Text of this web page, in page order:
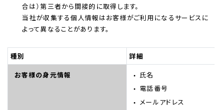
合は）第三者から間接的に取得します。
当社が収集する個人情報はお客様がご利用になるサービスに
よって異なることがあります。
種別
詳細
お客様の身元情報
氏名
電話番号
メールアドレス